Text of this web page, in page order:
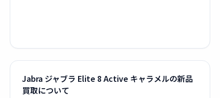
Jabra ジャブラ Elite 8 Active キャラメルの新品
買取について